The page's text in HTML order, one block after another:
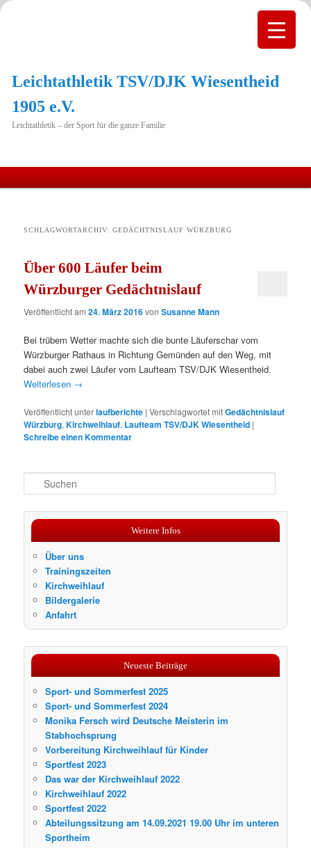
Leichtathletik TSV/DJK Wiesentheid
1905 e.V.
Leichtathletik – der Sport für die ganze Familie
springen
springen
SCHLAGWORTARCHIV:GEDÄCHTNISLAUF WÜRZBURG
Über 600 Läufer beim
Würzburger Gedächtnislauf
Veröffentlicht am24. März 2016vonSusanne Mann
Bei trübem Wetter machte sich die bunte Läuferschar vom
Würzburger Rathaus in Richtung Gemünden auf den Weg, mit
dabei auch zwei Läufer vom Laufteam TSV/DJK Wiesentheid.
Weiterlesen →
Veröffentlicht unterlaufberichte |Verschlagwortet mitGedächtnislauf
Würzburg,Kirchweihlauf, Laufteam TSV/DJK Wiesentheid |
Schreibe einen Kommentar
u
Weitere Infos
Über uns
Trainingszeiten
Kirchweihlauf
Bildergalerie
Anfahrt
Neueste Beiträge
Sport- und Sommerfest 2025
Sport- und Sommerfest 2024
Monika Fersch wird Deutsche Meisterin im
Stabhochsprung
Vorbereitung Kirchweihlauf für Kinder
Sportfest 2023
Das war der Kirchweihlauf 2022
Kirchweihlauf 2022
Sportfest 2022
Abteilungssitzung am 14.09.2021 19.00 Uhr im unteren
Sportheim